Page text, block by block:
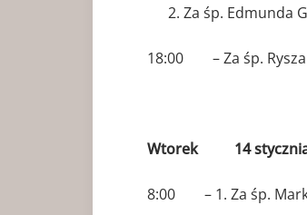
Za śp. Edmunda
18:00 – Za śp.
Wtorek 14
8:00 – 1. Za śp.